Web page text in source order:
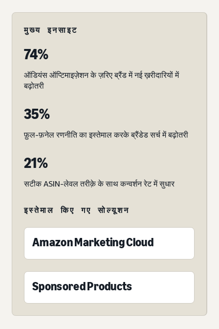
मुख्य इनसाइट
74%
ऑडियंस ऑप्टिमाइज़ेशन के ज़रिए ब्रैंड में नई ख़रीदारियों में
बढ़ोतरी
35%
फ़ुल-फ़नेल रणनीति का इस्तेमाल करके ब्रैंडेड सर्च में बढ़ोतरी
21%
सटीक ASIN-लेवल तरीक़े के साथ कन्वर्शन रेट में सुधार
इस्तेमाल किए गए सोल्यूशन
Amazon Marketing Cloud
Sponsored Products